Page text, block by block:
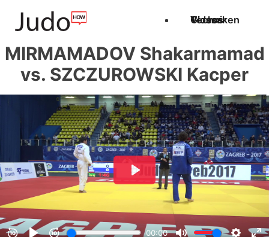
Techniken
Videos
Glossar
MIRMAMADOV Shakarmamad
vs. SZCZUROWSKI Kacper